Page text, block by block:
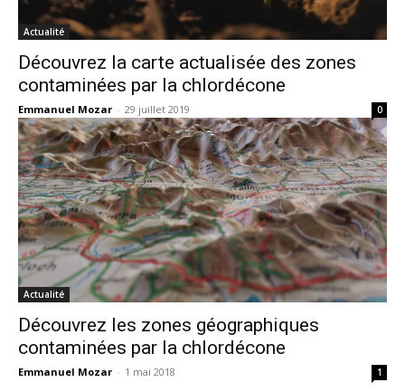
Actualité
Découvrez la carte actualisée des zones
contaminées par la chlordécone
Emmanuel Mozar - 29 juillet 2019 0
Actualité
Découvrez les zones géographiques
contaminées par la chlordécone
Emmanuel Mozar - 1 mai 2018 1